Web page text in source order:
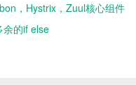
，Hystrix，Zuul核心组件
余的if else